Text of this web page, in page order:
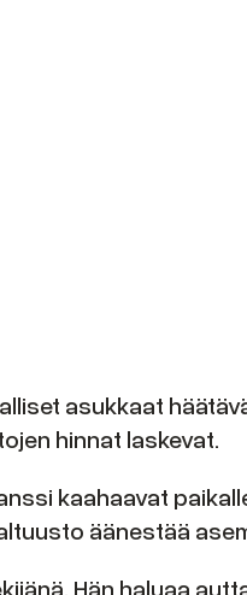
asukkaat
hinnat laskevat.
kaahaavat
äänestää
Hän haluaa